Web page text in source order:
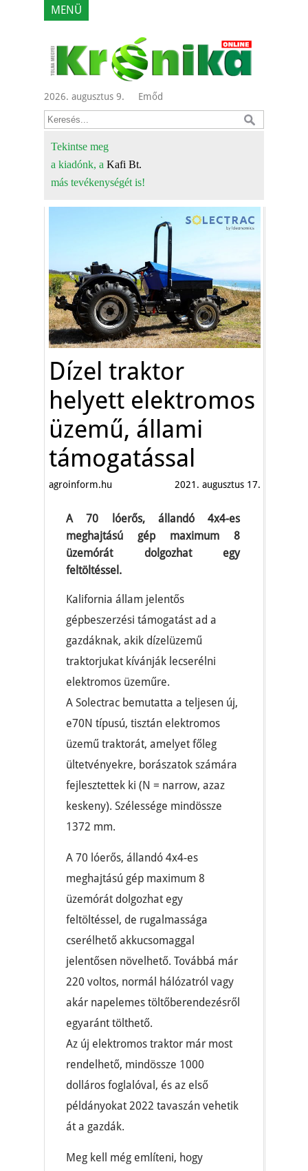
MENÜ
2026. augusztus 9. Emőd
Tekintse meg
a kiadónk, a Kafi Bt.
más tevékenységét is!
Dízel traktor
helyett elektromos
üzemű, állami
támogatással
agroinform.hu 2021. augusztus 17.
A 70 lóerős, állandó 4x4-es
meghajtású gép maximum 8
üzemórát dolgozhat egy
feltöltéssel.
Kalifornia állam jelentős
gépbeszerzési támogatást ad a
gazdáknak, akik dízelüzemű
traktorjukat kívánják lecserélni
elektromos üzeműre.
A Solectrac bemutatta a teljesen új,
e70N típusú, tisztán elektromos
üzemű traktorát, amelyet főleg
ültetvényekre, borászatok számára
fejlesztettek ki (N = narrow, azaz
keskeny). Szélessége mindössze
1372 mm.
A 70 lóerős, állandó 4x4-es
meghajtású gép maximum 8
üzemórát dolgozhat egy
feltöltéssel, de rugalmassága
cserélhető akkucsomaggal
jelentősen növelhető. Továbbá már
220 voltos, normál hálózatról vagy
akár napelemes töltőberendezésről
egyaránt tölthető.
Az új elektromos traktor már most
rendelhető, mindössze 1000
dolláros foglalóval, és az első
példányokat 2022 tavaszán vehetik
át a gazdák.
Meg kell még említeni, hogy